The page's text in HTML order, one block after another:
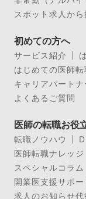
スポット求人から
初めての方へ
サービス紹介
はじめての医師
キャリアパートナ
よくあるご質問
医師の転職お役
転職ノウハウ
医師転職ナレッジ
スペシャルコラム
開業医支援サポー
求人のお知らせ代